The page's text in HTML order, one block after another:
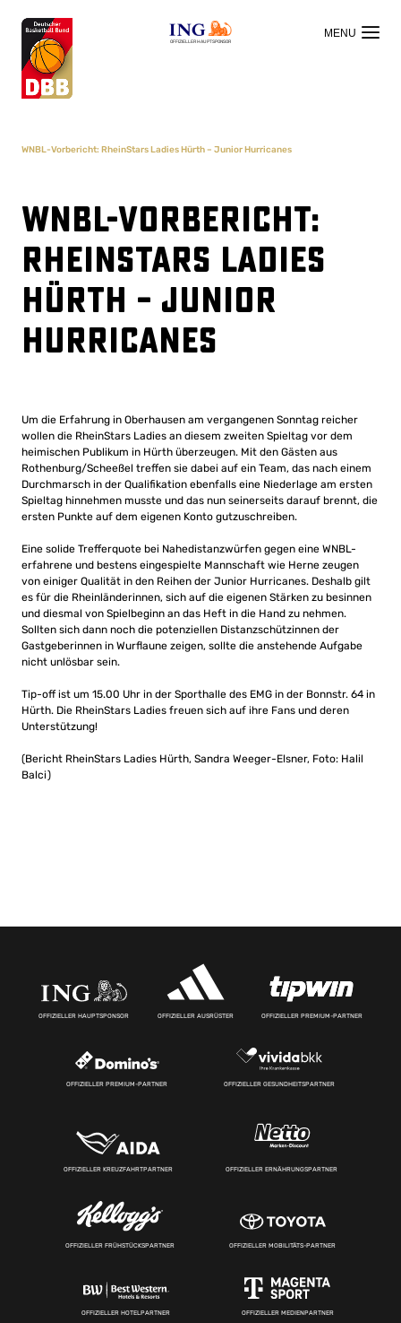
OFFIZIELLER HAUPTSPONSOR
WNBL-Vorbericht: RheinStars Ladies Hürth – Junior Hurricanes
WNBL-Vorbericht:
RheinStars Ladies
Hürth – Junior
Hurricanes
Um die Erfahrung in Oberhausen am vergangenen Sonntag reicher
wollen die RheinStars Ladies an diesem zweiten Spieltag vor dem
heimischen Publikum in Hürth überzeugen. Mit den Gästen aus
Rothenburg/Scheeßel treffen sie dabei auf ein Team, das nach einem
Durchmarsch in der Qualifikation ebenfalls eine Niederlage am ersten
Spieltag hinnehmen musste und das nun seinerseits darauf brennt, die
ersten Punkte auf dem eigenen Konto gutzuschreiben.
Eine solide Trefferquote bei Nahedistanzwürfen gegen eine WNBL-
erfahrene und bestens eingespielte Mannschaft wie Herne zeugen
von einiger Qualität in den Reihen der Junior Hurricanes. Deshalb gilt
es für die Rheinländerinnen, sich auf die eigenen Stärken zu besinnen
und diesmal von Spielbeginn an das Heft in die Hand zu nehmen.
Sollten sich dann noch die potenziellen Distanzschützinnen der
Gastgeberinnen in Wurflaune zeigen, sollte die anstehende Aufgabe
nicht unlösbar sein.
Tip-off ist um 15.00 Uhr in der Sporthalle des EMG in der Bonnstr. 64 in
Hürth. Die RheinStars Ladies freuen sich auf ihre Fans und deren
Unterstützung!
(Bericht RheinStars Ladies Hürth, Sandra Weeger-Elsner, Foto: Halil
Balci)
OFFIZIELLER HAUPTSPONSOR OFFIZIELLER AUSRÜSTER OFFIZIELLER PREMIUM-PARTNER
OFFIZIELLER PREMIUM-PARTNER OFFIZIELLER GESUNDHEITSPARTNER
OFFIZIELLER KREUZFAHRTPARTNER OFFIZIELLER ERNÄHRUNGSPARTNER
OFFIZIELLER FRÜHSTÜCKSPARTNER OFFIZIELLER MOBILITÄTS-PARTNER
OFFIZIELLER HOTELPARTNER OFFIZIELLER MEDIENPARTNER